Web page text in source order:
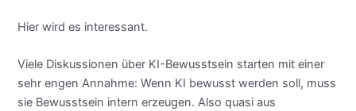
Hier wird es interessant.
Viele Diskussionen über KI-Bewusstsein starten mit einer
sehr engen Annahme: Wenn KI bewusst werden soll, muss
sie Bewusstsein intern erzeugen. Also quasi aus